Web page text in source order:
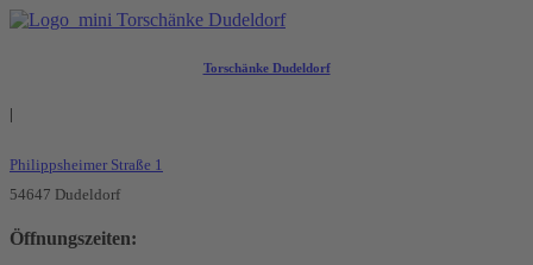
Torschänke Dudeldorf
|
Philippsheimer Straße 1
54647 Dudeldorf
Öffnungszeiten: